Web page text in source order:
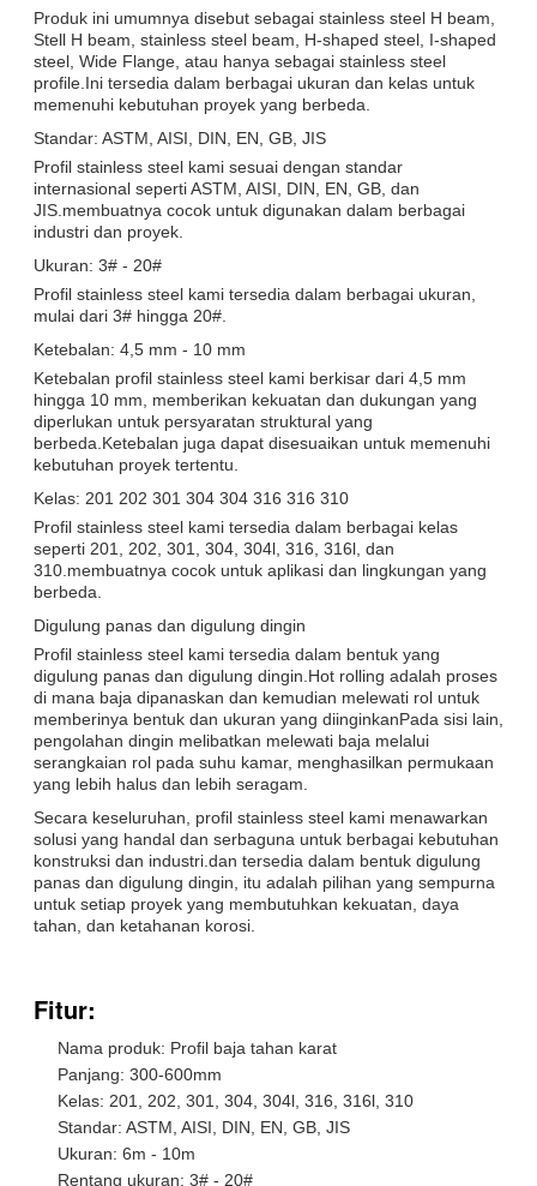
Produk ini umumnya disebut sebagai stainless steel H beam,
Stell H beam, stainless steel beam, H-shaped steel, I-shaped
steel, Wide Flange, atau hanya sebagai stainless steel
profile.Ini tersedia dalam berbagai ukuran dan kelas untuk
memenuhi kebutuhan proyek yang berbeda.
Standar: ASTM, AISI, DIN, EN, GB, JIS
Profil stainless steel kami sesuai dengan standar
internasional seperti ASTM, AISI, DIN, EN, GB, dan
JIS.membuatnya cocok untuk digunakan dalam berbagai
industri dan proyek.
Ukuran: 3# - 20#
Profil stainless steel kami tersedia dalam berbagai ukuran,
mulai dari 3# hingga 20#.
Ketebalan: 4,5 mm - 10 mm
Ketebalan profil stainless steel kami berkisar dari 4,5 mm
hingga 10 mm, memberikan kekuatan dan dukungan yang
diperlukan untuk persyaratan struktural yang
berbeda.Ketebalan juga dapat disesuaikan untuk memenuhi
kebutuhan proyek tertentu.
Kelas: 201 202 301 304 304 316 316 310
Profil stainless steel kami tersedia dalam berbagai kelas
seperti 201, 202, 301, 304, 304l, 316, 316l, dan
310.membuatnya cocok untuk aplikasi dan lingkungan yang
berbeda.
Digulung panas dan digulung dingin
Profil stainless steel kami tersedia dalam bentuk yang
digulung panas dan digulung dingin.Hot rolling adalah proses
di mana baja dipanaskan dan kemudian melewati rol untuk
memberinya bentuk dan ukuran yang diinginkanPada sisi lain,
pengolahan dingin melibatkan melewati baja melalui
serangkaian rol pada suhu kamar, menghasilkan permukaan
yang lebih halus dan lebih seragam.
Secara keseluruhan, profil stainless steel kami menawarkan
solusi yang handal dan serbaguna untuk berbagai kebutuhan
konstruksi dan industri.dan tersedia dalam bentuk digulung
panas dan digulung dingin, itu adalah pilihan yang sempurna
untuk setiap proyek yang membutuhkan kekuatan, daya
tahan, dan ketahanan korosi.
Fitur:
Nama produk: Profil baja tahan karat
Panjang: 300-600mm
Kelas: 201, 202, 301, 304, 304l, 316, 316l, 310
Standar: ASTM, AISI, DIN, EN, GB, JIS
Ukuran: 6m - 10m
Rentang ukuran: 3# - 20#